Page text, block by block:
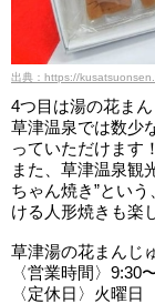
出典：https://
4つ目は湯の花まん
草津温泉では数少
っていただけます！
また、草津温泉観
ちゃん焼き”とい
ける人形焼きも楽
草津湯の花まんじ
〈営業時間〉9:30
〈定休日〉火曜日